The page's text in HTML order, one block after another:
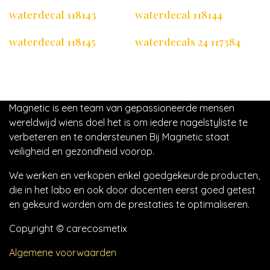
waterdecal 118143
waterdecal 118144
waterdecal 118145
waterdecals 24 117384
Magnetic is een team van gepassioneerde mensen
wereldwijd wiens doel het is om iedere nagelstyliste te
verbeteren en te ondersteunen Bij Magnetic staat
veiligheid en gezondheid voorop.
We werken en verkopen enkel goedgekeurde producten,
die in het labo en ook door docenten eerst goed getest
en gekeurd worden om de prestaties te optimaliseren.
Copyright © carecosmetix
Algemene voorwaarden